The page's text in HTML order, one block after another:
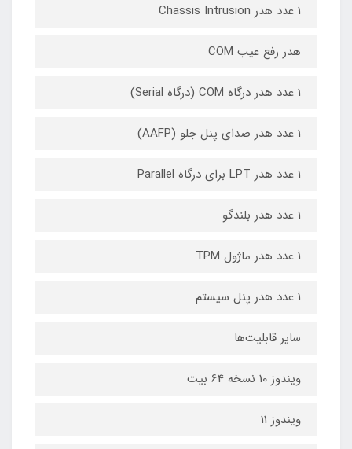
1 عدد هدر Chassis Intrusion
هدر رفع عیب COM
1 عدد هدر درگاه COM (درگاه Serial)
1 عدد هدر صدای پنل جلو (AAFP)
1 عدد هدر LPT برای درگاه Parallel
1 عدد هدر بلندگو
1 عدد هدر ماژول TPM
1 عدد هدر پنل سیستم
سایر قابلیت‌ها
ویندوز 10 نسخه 64 بیت
ویندوز 11